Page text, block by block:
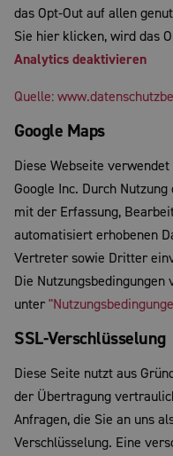
das Opt-Out auf allen
Sie hier klicken, wird das
Analytics deaktivieren
Quelle:
Google Maps
Diese Webseite
Google Inc. Durch
mit der Erfassung,
automatisiert erhobenen
Vertreter sowie Dritter
Die Nutzungsbedingungen
unter
SSL-Verschlüsselung
Diese Seite nutzt aus
der Übertragung
Anfragen, die Sie an uns
Verschlüsselung. Eine